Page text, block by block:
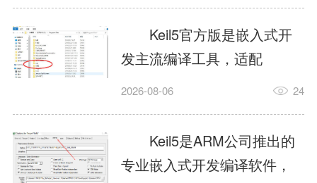
AgentSkill，就是给AI大脑装
上的一双机械手，它真的能
解决很多问题。1什么是
AgentSkillSkill指...
力，代码编译稳定，调试工
具成熟，大量开源项目基于
该平台开发。新项目需要单
独下载对应芯片支持包，新
手配置难度较高，正版商业
授权费用不菲，未授权版本
存在程序容量限制，适合硬
Keil5官方版是嵌入式开
发主流编译工具，适配
STM32、51单片机等多款芯
在线调试、代码仿真，兼容
众多厂商芯片安装包。软件
需要手动添加器件库，初次
2026-08-06 24
Keil5是ARM公司推出的
专业嵌入式开发编译软件，